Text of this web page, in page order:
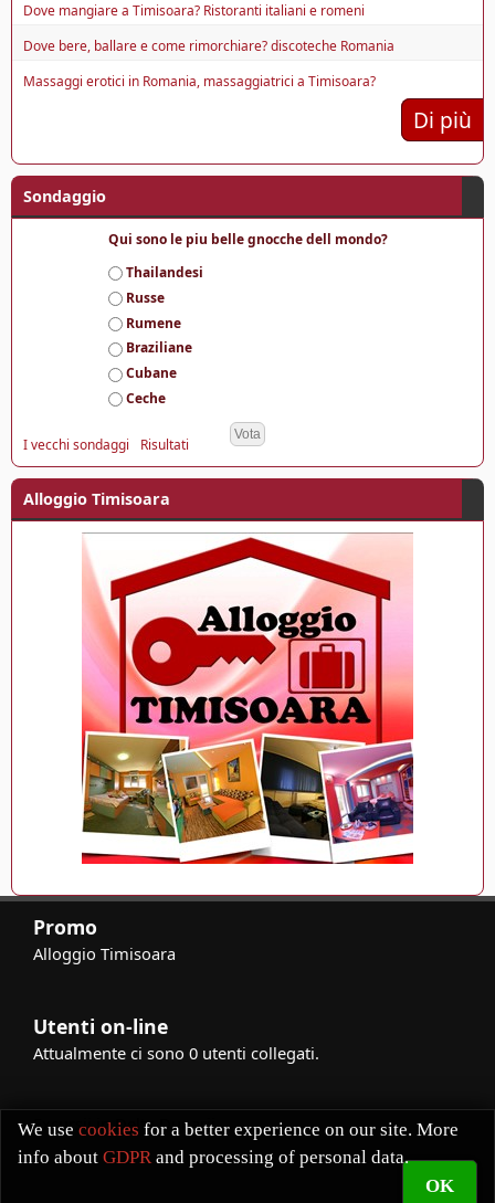
Dove mangiare a Timisoara? Ristoranti italiani e romeni
Dove bere, ballare e come rimorchiare? discoteche Romania
Massaggi erotici in Romania, massaggiatrici a Timisoara?
Di più
Sondaggio
Qui sono le piu belle gnocche dell mondo?
S
c
e
l
t
e
Thailandesi
Russe
Rumene
Braziliane
Cubane
Ceche
I vecchi sondaggi Risultati
Alloggio Timisoara
Promo
Alloggio Timisoara
Utenti on-line
Attualmente ci sono 0 utenti collegati.
Excursii in Delta Dunarii